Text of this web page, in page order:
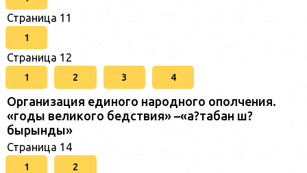
Страница 11
1
Страница 12
1 2 3 4
Организация единого народного ополчения.
«годы великого бедствия» –«а?табан ш?
бырынды»
Страница 14
1 2